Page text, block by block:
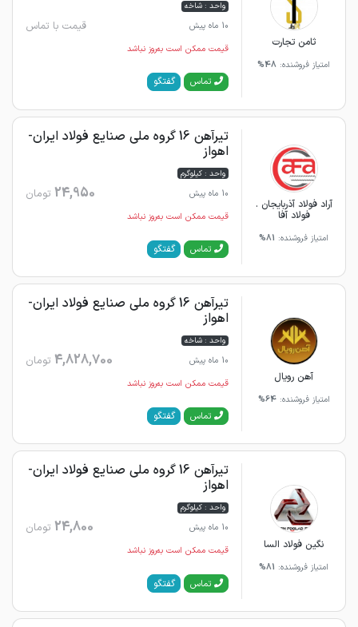
ثامن تجارت
امتیاز فروشنده: 48%
واحد : شاخه
10 ماه پیش
قیمت با تماس
قیمت ممکن است به‌روز نباشد
تماس گفتگو
آراد فولاد آذربایجان .
فولاد آفا
امتیاز فروشنده: 81%
تیرآهن 16 گروه ملی صنایع فولاد ایران-
اهواز
واحد : کیلوگرم
10 ماه پیش
24,950 تومان
قیمت ممکن است به‌روز نباشد
تماس گفتگو
آهن رویال
امتیاز فروشنده:64%
تیرآهن 16 گروه ملی صنایع فولاد ایران-
اهواز
واحد : شاخه
10 ماه پیش
4,828,700 تومان
قیمت ممکن است به‌روز نباشد
تماس گفتگو
نگین فولاد السا
امتیاز فروشنده: 81%
تیرآهن 16 گروه ملی صنایع فولاد ایران-
اهواز
واحد : کیلوگرم
10 ماه پیش
24,800 تومان
قیمت ممکن است به‌روز نباشد
تماس گفتگو